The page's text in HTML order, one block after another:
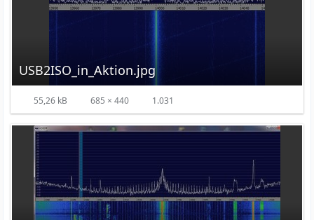
USB2ISO_in_Aktion.jpg
55,26 kB 685 × 440 1.031